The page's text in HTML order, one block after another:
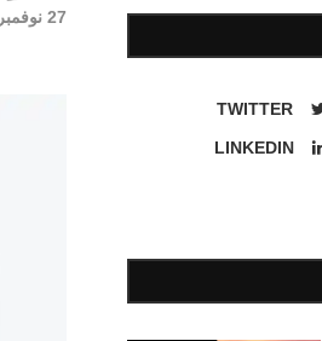
27 نوفمبر، 2023
TWITTER
LINKEDIN